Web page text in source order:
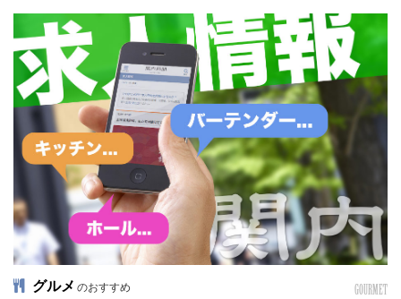
グルメ のおすすめ GOURMET